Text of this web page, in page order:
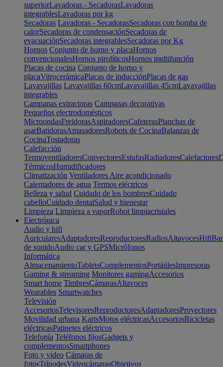
superiorLavadoras - SecadorasLavadoras
integrablesLavadoras por kg
Secadoras Lavadoras - SecadorasSecadoras con bomba de
calorSecadoras de condensaciónSecadoras de
evacuaciónSecadoras integrablesSecadoras por Kg
Hornos Conjunto de horno y placaHornos
convencionalesHornos pirolíticosHornos multifunción
Placas de cocina Conjunto de horno y
placaVitrocerámicaPlacas de inducciónPlacas de gas
Lavavajillas Lavavajillas 60cmLavavajillas 45cmLavavajillas
integrables
Campanas extractoras Campanas decorativas
Pequeños electrodomésticos
MicroondasFreidorasAspiradoresCafeterasPlanchas de
asarBatidorasAmasadoresRobots de CocinaBalanzas de
CocinaTostadoras
Calefacción
TermoventiladoresConvectoresEstufasRadiadoresCalefactores
TérmicosHumidificadores
Climatización Ventiladores Aire acondicionado
Calentadores de agua Termos eléctricos
Belleza y salud Cuidado de los hombresCuidado
cabelloCuidado dentalSalud y bienestar
Limpieza Limpieza a vaporRobot limpiacristales
Electrónica
Audio y hifi
AuricularesAdaptadoresReproductoresRadiosAltavocesHifi
de sonidoAudio car y GPSMicrófonos
Informática
AlmacenamientoTabletsComplementosPortátilesImpresoras
Gaming & streaming Monitores gamingAccesorios
Smart home TimbresCámarasAltavoces
Wearables Smartwatches
Televisión
AccesoriosTelevisoresReproductoresAdaptadoresProyectores
Movilidad urbana KartsMotos eléctricasAccesoriosBicicletas
eléctricasPatinetes eléctricos
Telefonía Teléfonos fijosGadgets y
complementosSmartphones
Foto y vídeo Cámaras de
fotosTrípodesVideocámarasObjetivos